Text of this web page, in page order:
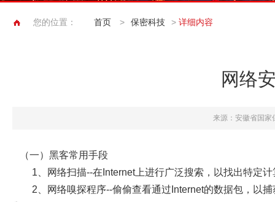
您的位置： 首页 > 保密科技 > 详细内容
网络
来源：安徽省国家
（一）黑客常用手段
1 、网络扫描--在 Internet上进行广泛搜索，以找出特定
2 、网络嗅探程序--偷偷查看通过 Internet的数据包，以